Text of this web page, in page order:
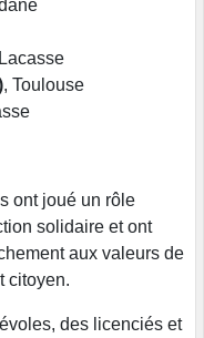
, Toulouse
ont joué un rôle
solidaire et ont
aux valeurs de
citoyen.
des licenciés et